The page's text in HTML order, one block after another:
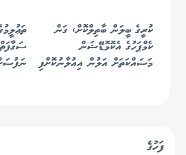
ކުރީގެ ބީލަން ބާތިލްކޮށް، ގަން
ކެމްޕަހުގެ އެކޮމޮޑޭޝަން
މަސައްކަތަށް އަލުން އިއުލާނުކޮށްފި
ފަހުގެ